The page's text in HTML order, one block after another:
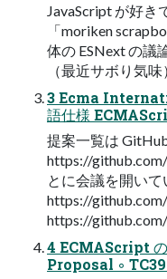
JavaScript が好き
「moriken
体の ESNext の議
（最近サボり気
3 Ecma
語仕様
提案一覧は
https://
とに会議を開い
https://
https://
4 ECMAScript の
Proposal ◦ TC39